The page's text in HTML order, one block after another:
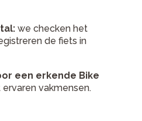
we checken het
de fiets in
een erkende Bike
vakmensen.